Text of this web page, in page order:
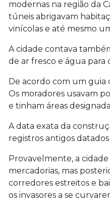
modernas na região da
túneis abrigavam
vinícolas e até mesmo
A cidade contava
de ar fresco e água para
De acordo com um guia
Os moradores usavam
e tinham áreas
A data exata da
registros antigos
Provavelmente, a
mercadorias, mas
corredores estreitos e
os invasores a se